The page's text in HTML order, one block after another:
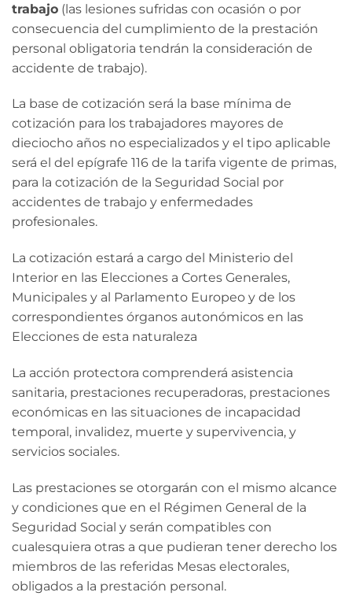
trabajo (las lesiones sufridas con ocasión o por
consecuencia del cumplimiento de la prestación
personal obligatoria tendrán la consideración de
accidente de trabajo).
La base de cotización será la base mínima de
cotización para los trabajadores mayores de
dieciocho años no especializados y el tipo aplicable
será el del epígrafe 116 de la tarifa vigente de primas,
para la cotización de la Seguridad Social por
accidentes de trabajo y enfermedades
profesionales.
La cotización estará a cargo del Ministerio del
Interior en las Elecciones a Cortes Generales,
Municipales y al Parlamento Europeo y de los
correspondientes órganos autonómicos en las
Elecciones de esta naturaleza
La acción protectora comprenderá asistencia
sanitaria, prestaciones recuperadoras, prestaciones
económicas en las situaciones de incapacidad
temporal, invalidez, muerte y supervivencia, y
servicios sociales.
Las prestaciones se otorgarán con el mismo alcance
y condiciones que en el Régimen General de la
Seguridad Social y serán compatibles con
cualesquiera otras a que pudieran tener derecho los
miembros de las referidas Mesas electorales,
obligados a la prestación personal.